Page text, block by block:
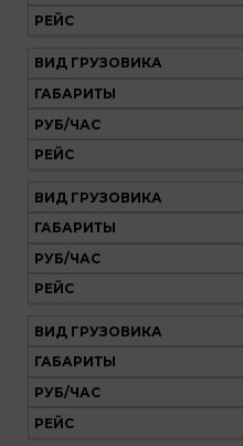
РЕЙС
ВИД ГРУЗОВИКА
ГАБАРИТЫ
РУБ/ЧАС
РЕЙС
ВИД ГРУЗОВИКА
ГАБАРИТЫ
РУБ/ЧАС
РЕЙС
ВИД ГРУЗОВИКА
ГАБАРИТЫ
РУБ/ЧАС
РЕЙС